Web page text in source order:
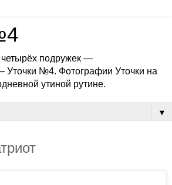
четырёх подружек —
Уточки №4. Фотографии Уточки на
утиной рутине.
▼